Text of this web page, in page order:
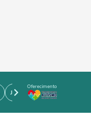
JOÃO BIDU PERSONARE
Oferecimento